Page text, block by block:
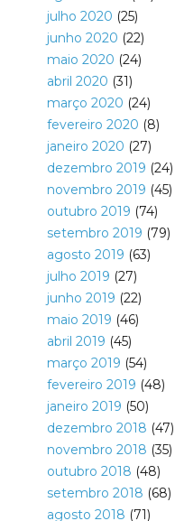
julho 2020 (25)
junho 2020 (22)
maio 2020 (24)
abril 2020 (31)
março 2020 (24)
fevereiro 2020 (8)
janeiro 2020 (27)
dezembro 2019 (24)
novembro 2019 (45)
outubro 2019 (74)
setembro 2019 (79)
agosto 2019 (63)
julho 2019 (27)
junho 2019 (22)
maio 2019 (46)
abril 2019 (45)
março 2019 (54)
fevereiro 2019 (48)
janeiro 2019 (50)
dezembro 2018 (47)
novembro 2018 (35)
outubro 2018 (48)
setembro 2018 (68)
agosto 2018 (71)